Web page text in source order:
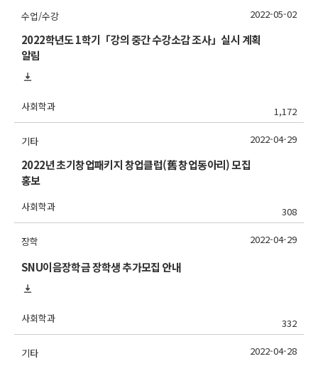
수업/수강
2022학년도 1학기「강의 중간 수강소감 조사」실시 계획
알림
사회학과 1,172
2022-05-02
기타
2022년 초기창업패키지 창업클럽(舊 창업동아리) 모집
홍보
사회학과 308
2022-04-29
장학
SNU이음장학금 장학생 추가모집 안내
사회학과 332
2022-04-29
기타 2022-04-28